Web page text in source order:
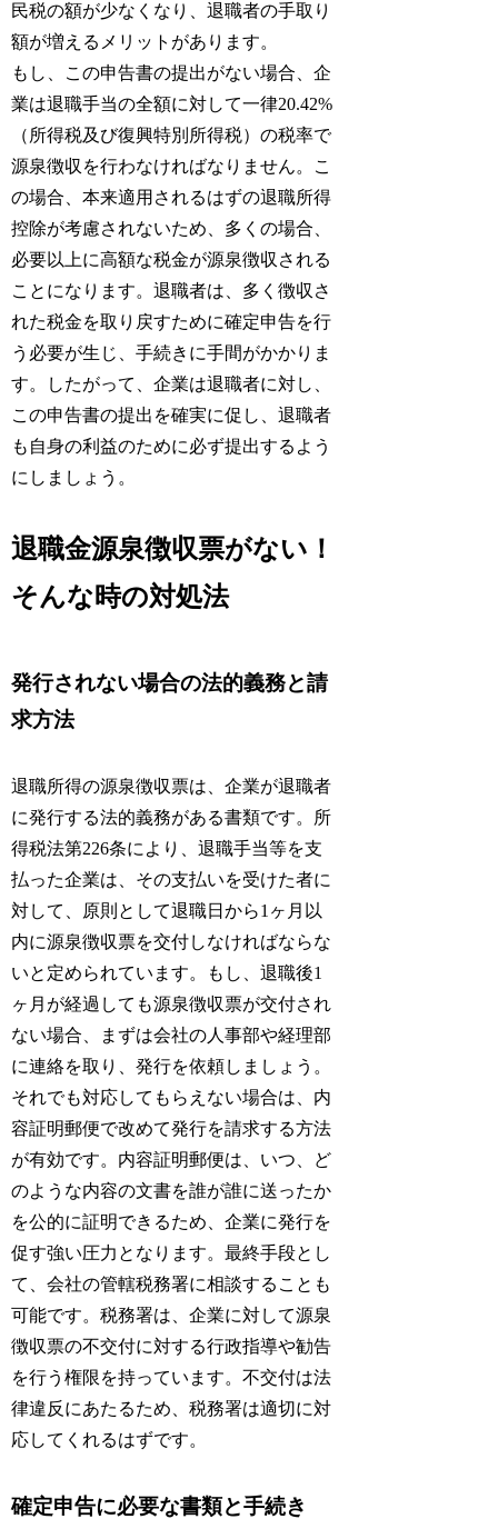
民税の額が少なくなり、退職者の手取り
額が増えるメリットがあります。
もし、この申告書の提出がない場合、企
業は退職手当の全額に対して一律20.42%
（所得税及び復興特別所得税）の税率で
源泉徴収を行わなければなりません。こ
の場合、本来適用されるはずの退職所得
控除が考慮されないため、多くの場合、
必要以上に高額な税金が源泉徴収される
ことになります。退職者は、多く徴収さ
れた税金を取り戻すために確定申告を行
う必要が生じ、手続きに手間がかかりま
す。したがって、企業は退職者に対し、
この申告書の提出を確実に促し、退職者
も自身の利益のために必ず提出するよう
にしましょう。
退職金源泉徴収票がない！
そんな時の対処法
発行されない場合の法的義務と請
求方法
退職所得の源泉徴収票は、企業が退職者
に発行する法的義務がある書類です。所
得税法第226条により、退職手当等を支
払った企業は、その支払いを受けた者に
対して、原則として退職日から1ヶ月以
内に源泉徴収票を交付しなければならな
いと定められています。もし、退職後1
ヶ月が経過しても源泉徴収票が交付され
ない場合、まずは会社の人事部や経理部
に連絡を取り、発行を依頼しましょう。
それでも対応してもらえない場合は、内
容証明郵便で改めて発行を請求する方法
が有効です。内容証明郵便は、いつ、ど
のような内容の文書を誰が誰に送ったか
を公的に証明できるため、企業に発行を
促す強い圧力となります。最終手段とし
て、会社の管轄税務署に相談することも
可能です。税務署は、企業に対して源泉
徴収票の不交付に対する行政指導や勧告
を行う権限を持っています。不交付は法
律違反にあたるため、税務署は適切に対
応してくれるはずです。
確定申告に必要な書類と手続き